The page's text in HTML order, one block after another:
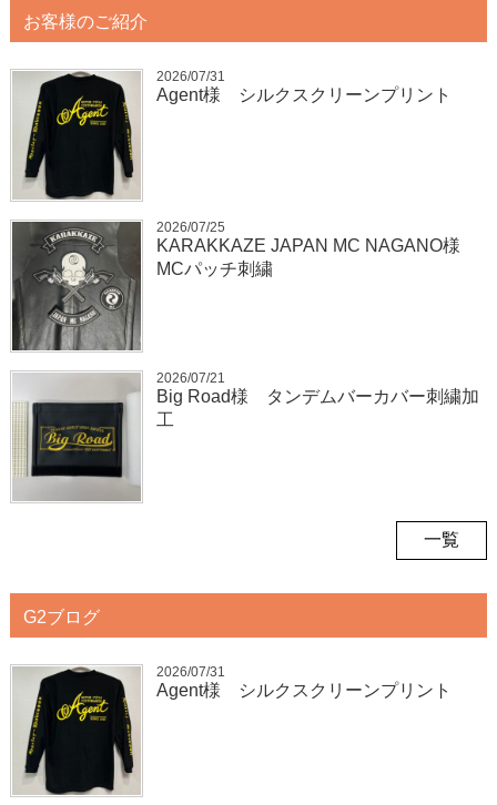
お客様のご紹介
2026/07/31
Agent様 シルクスクリーンプリント
2026/07/25
KARAKKAZE JAPAN MC NAGANO様
MCパッチ刺繍
2026/07/21
Big Road様 タンデムバーカバー刺繍加
工
一覧
G2ブログ
2026/07/31
Agent様 シルクスクリーンプリント